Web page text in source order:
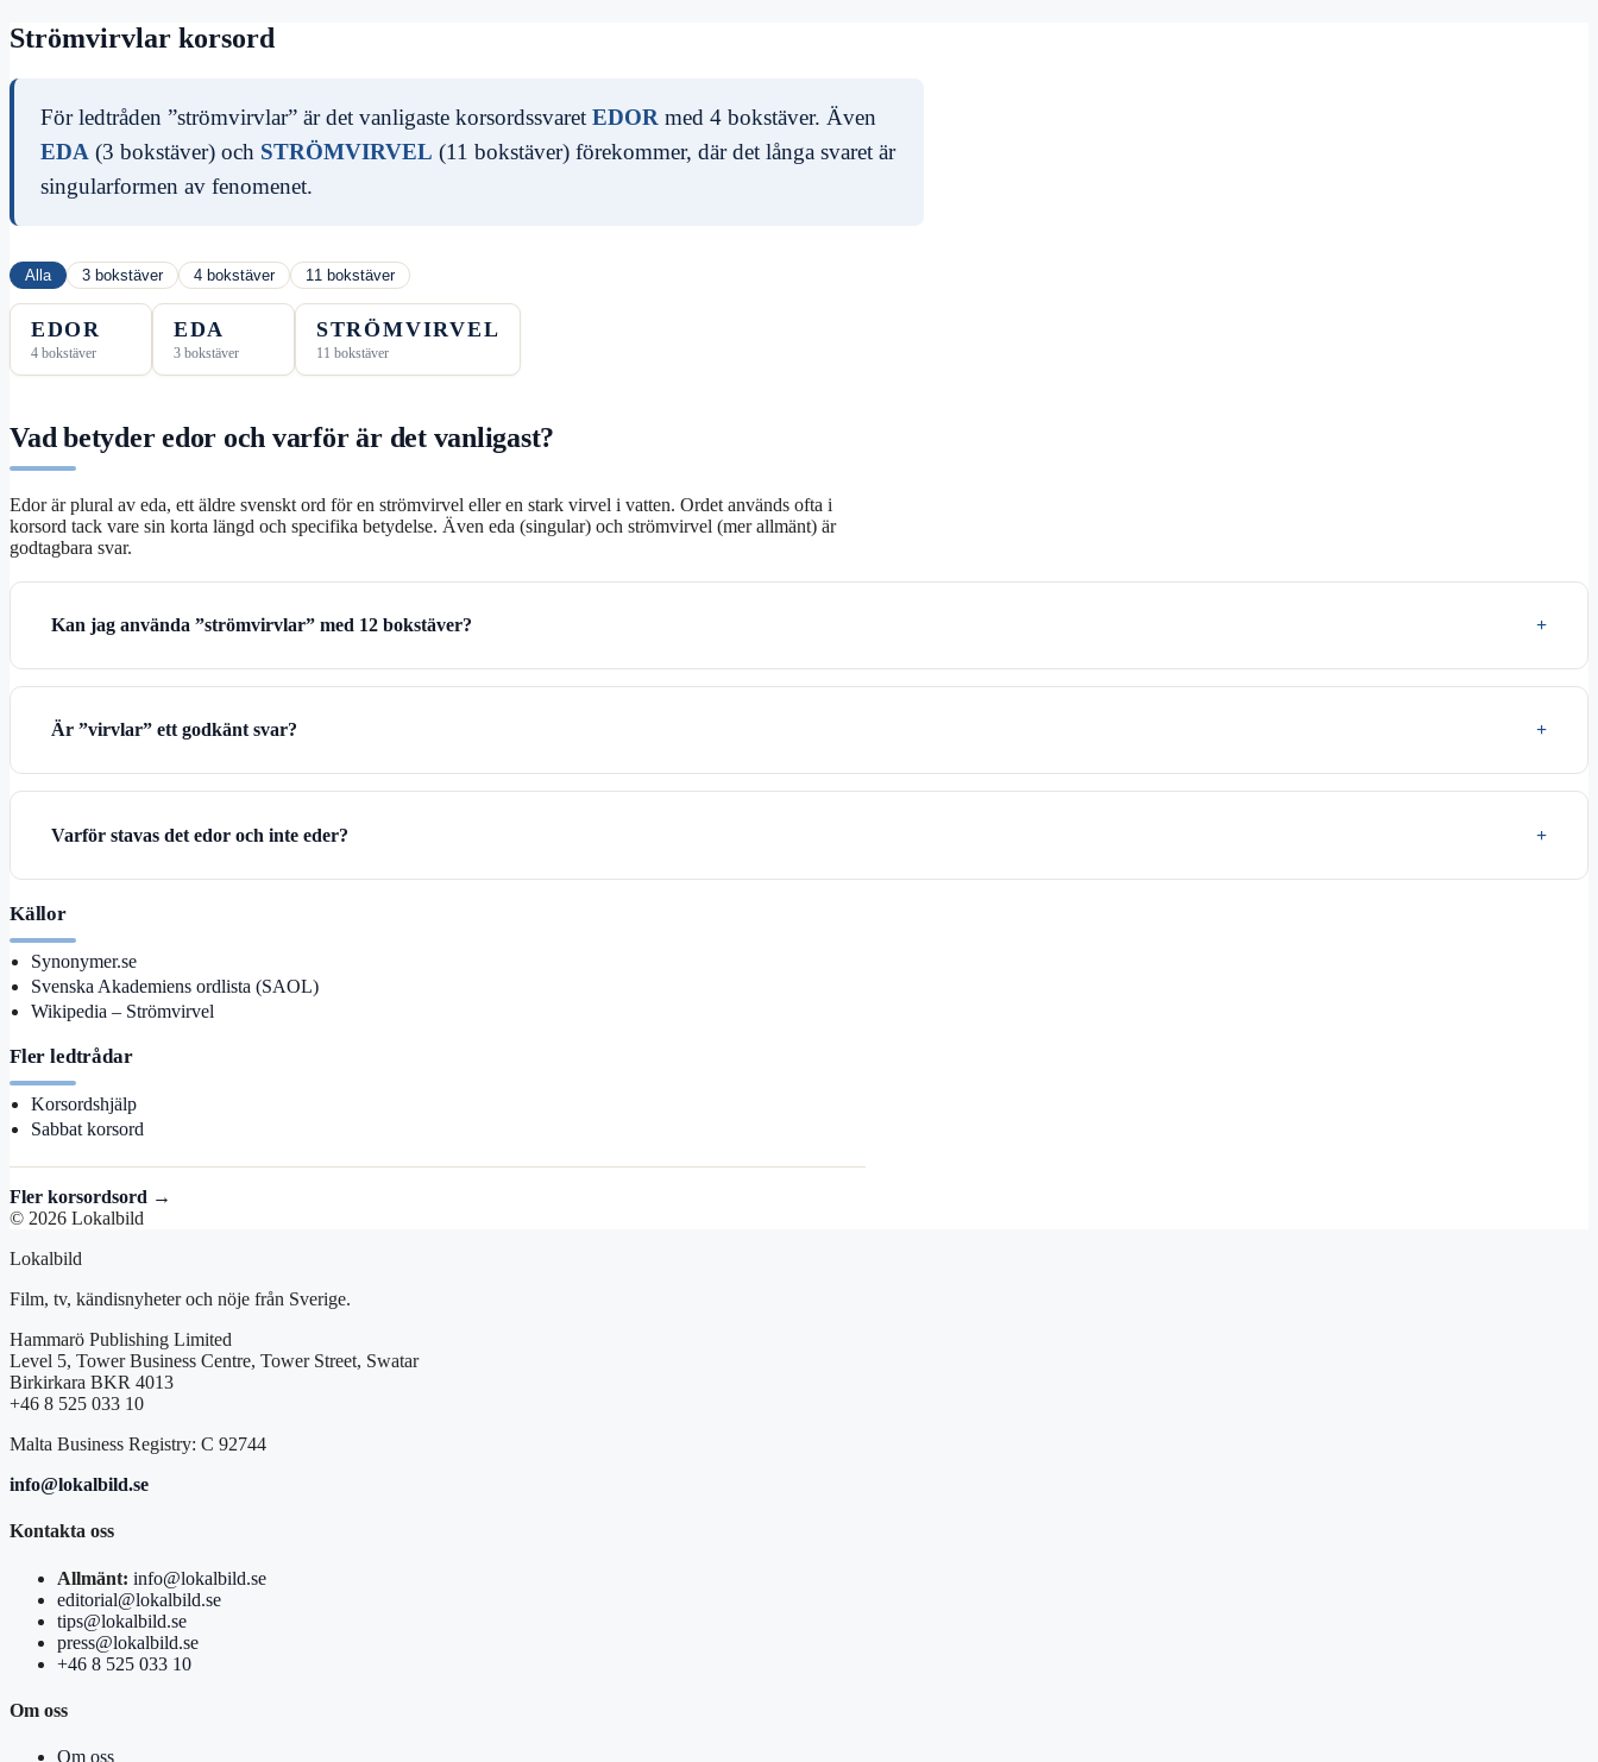
Strömvirvlar korsord
För ledtråden ”strömvirvlar” är det vanligaste korsordssvaretEDOR med 4 bokstäver. Även
EDA (3 bokstäver) och STRÖMVIRVEL (11 bokstäver) förekommer, där det långa svaret är
singularformen av fenomenet.
Alla 3 bokstäver 4 bokstäver 11 bokstäver
EDOR
4 bokstäver
EDA
3 bokstäver
STRÖMVIRVEL
11 bokstäver
Vad betyder edor och varför är det vanligast?
Edor är plural av eda, ett äldre svenskt ord för en strömvirvel eller en stark virvel i vatten. Ordet används ofta i
korsord tack vare sin korta längd och specifika betydelse. Även eda (singular) och strömvirvel (mer allmänt) är
godtagbara svar.
Kan jag använda ”strömvirvlar” med 12 bokstäver?
Är ”virvlar” ett godkänt svar?
Varför stavas det edor och inte eder?
Källor
Synonymer.se
Svenska Akademiens ordlista (SAOL)
Wikipedia – Strömvirvel
Fler ledtrådar
Korsordshjälp
Sabbat korsord
Fler korsordsord →
© 2026 Lokalbild
Lokalbild
Film, tv, kändisnyheter och nöje från Sverige.
Hammarö Publishing Limited
Level 5, Tower Business Centre, Tower Street, Swatar
Birkirkara BKR 4013
+46 8 525 033 10
Malta Business Registry: C 92744
info@lokalbild.se
Kontakta oss
Allmänt: info@lokalbild.se
editorial@lokalbild.se
tips@lokalbild.se
press@lokalbild.se
+46 8 525 033 10
Om oss
Om oss